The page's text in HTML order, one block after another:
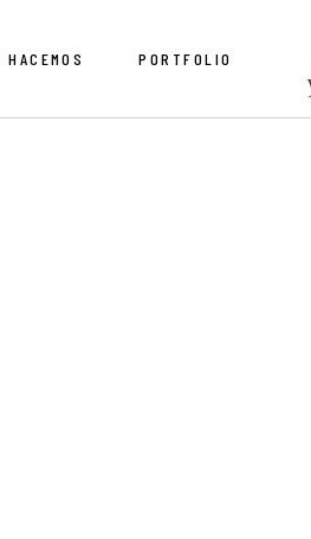
HACEMOS PORTFOLIO
Le Macchiole
Copper Cane